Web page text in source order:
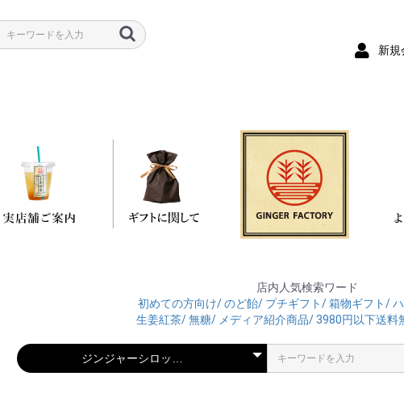
新規
店内人気検索ワード
初めての方向け/のど飴/ プチギフト/箱物ギフト/
生姜紅茶/無糖/ メディア紹介商品/3980円以下送料